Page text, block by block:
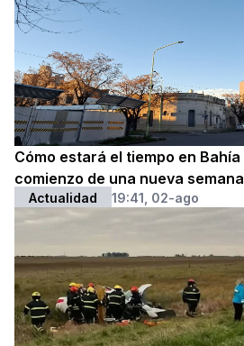
Cómo estará el tiempo en
comienzo de una nueva semana
Actualidad 19:41, 02-ago